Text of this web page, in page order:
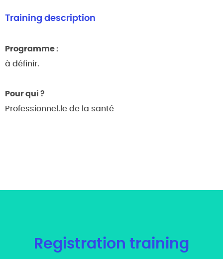
Training description
Programme :
à définir.
Pour qui ?
Professionnel.le de la santé
Registration training